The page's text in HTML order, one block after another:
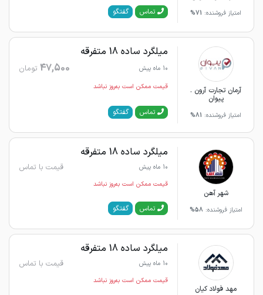
امتیاز فروشنده: 71% تماس گفتگو
آرمان تجارت آرون .
پیوان
امتیاز فروشنده: 81%
میلگرد ساده 18 متفرقه
10 ماه پیش 47,500 تومان
قیمت ممکن است به‌روز نباشد
تماس گفتگو
شهر آهن
امتیاز فروشنده: 58%
میلگرد ساده 18 متفرقه
10 ماه پیش قیمت با تماس
قیمت ممکن است به‌روز نباشد
تماس گفتگو
مهد فولاد کیان
میلگرد ساده 18 متفرقه
10 ماه پیش قیمت با تماس
قیمت ممکن است به‌روز نباشد